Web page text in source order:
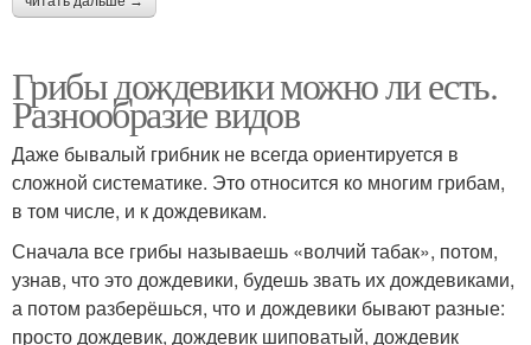
Грибы дождевики можно ли есть.
Разнообразие видов
Даже бывалый грибник не всегда ориентируется в
сложной систематике. Это относится ко многим грибам,
в том числе, и к дождевикам.
Сначала все грибы называешь «волчий табак», потом,
узнав, что это дождевики, будешь звать их дождевиками,
а потом разберёшься, что и дождевики бывают разные:
просто дождевик, дождевик шиповатый, дождевик